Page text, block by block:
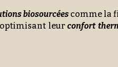
biosourcéescomme la
optimisant leurconfort